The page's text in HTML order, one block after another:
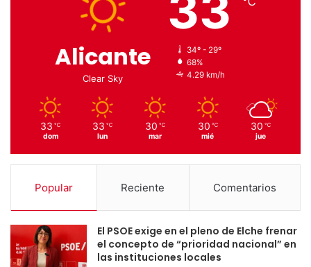
Alicante
Clear Sky
34º - 29º
68%
4.29 km/h
33 ℃
dom
33 ℃
lun
30 ℃
mar
30 ℃
mié
30 ℃
jue
Popular Reciente Comentarios
El PSOE exige en el pleno de Elche frenar
el concepto de “prioridad nacional” en
las instituciones locales